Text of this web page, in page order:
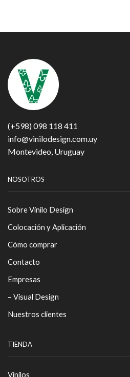
(+598) 098 118 411
info@vinilodesign.com.uy
Montevideo, Uruguay
NOSOTROS
Sobre Vinilo Design
Colocación y Aplicación
Cómo comprar
Contacto
Empresas
– Visual Design
Nuestros clientes
TIENDA
Vinilos